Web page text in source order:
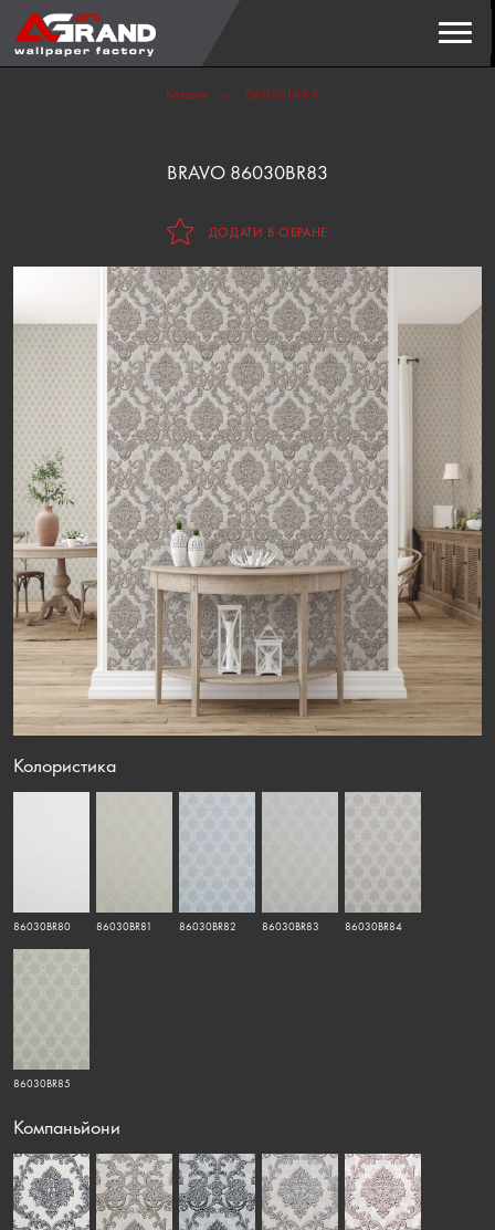
Каталог 86030BR83
BRAVO 86030BR83
ДОДАТИ В ОБРАНЕ
Колористика
86030BR80 86030BR81 86030BR82 86030BR83 86030BR84
86030BR85
Компаньйони